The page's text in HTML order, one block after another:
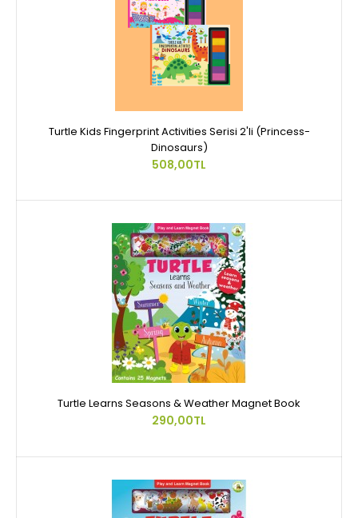
Turtle Kids Fingerprint Activities Serisi 2'li (Princess-
Dinosaurs)
508,00TL
Turtle Learns Seasons & Weather Magnet Book
290,00TL